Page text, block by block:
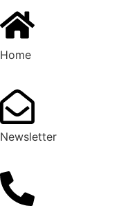
Home
Newsletter